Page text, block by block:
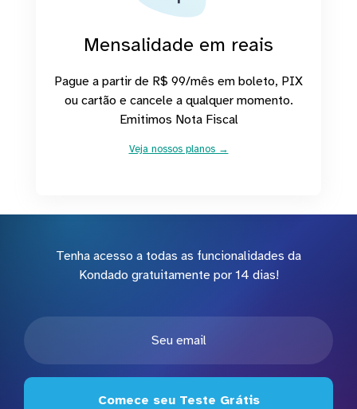
Mensalidade em reais
Pague a partir de R$ 99/mês em boleto, PIX
ou cartão e cancele a qualquer momento.
Emitimos Nota Fiscal
Veja nossos planos →
Tenha acesso a todas as funcionalidades da
Kondado gratuitamente por 14 dias!
Comece seu Teste Grátis